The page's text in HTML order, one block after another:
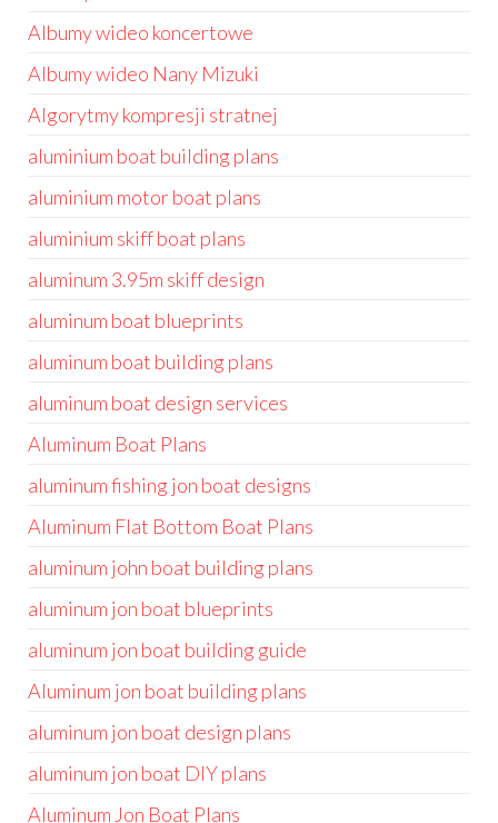
Albumy wideo koncertowe
Albumy wideo Nany Mizuki
Algorytmy kompresji stratnej
aluminium boat building plans
aluminium motor boat plans
aluminium skiff boat plans
aluminum 3.95m skiff design
aluminum boat blueprints
aluminum boat building plans
aluminum boat design services
Aluminum Boat Plans
aluminum fishing jon boat designs
Aluminum Flat Bottom Boat Plans
aluminum john boat building plans
aluminum jon boat blueprints
aluminum jon boat building guide
Aluminum jon boat building plans
aluminum jon boat design plans
aluminum jon boat DIY plans
Aluminum Jon Boat Plans